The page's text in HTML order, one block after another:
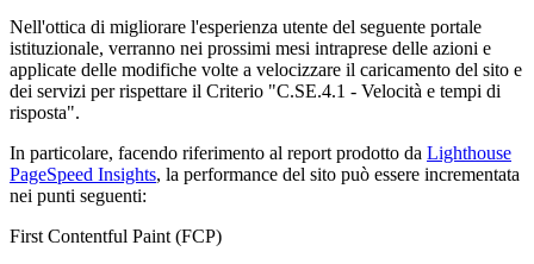
Nell'ottica di migliorare l'esperienza utente del seguente portale
istituzionale, verranno nei prossimi mesi intraprese delle azioni e
applicate delle modifiche volte a velocizzare il caricamento del sito e
dei servizi per rispettare il Criterio "C.SE.4.1 - Velocità e tempi di
risposta".
In particolare, facendo riferimento al report prodotto da Lighthouse
PageSpeed Insights, la performance del sito può essere incrementata
nei punti seguenti:
First Contentful Paint (FCP)